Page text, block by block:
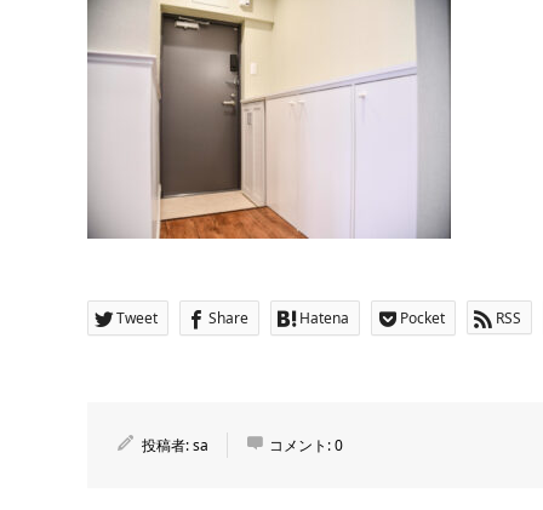
Tweet Share Hatena Pocket RSS
投稿者:sa コメント:0